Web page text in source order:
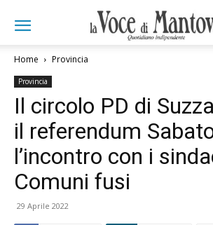
Home Provincia
Provincia
Il circolo PD di
il referendum
l’incontro con i
Comuni fusi
29 Aprile 2022